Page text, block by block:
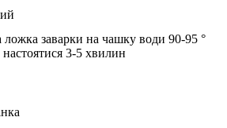
ложка заварки на чашку води 90-95 °
3-5 хвилин